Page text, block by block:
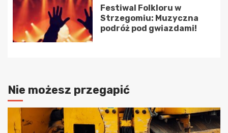
Festiwal Folkloru w
Strzegomiu: Muzyczna
podróż pod gwiazdami!
Nie możesz przegapić